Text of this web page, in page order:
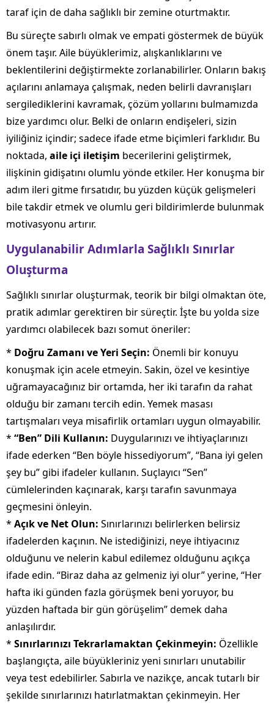
taraf için de daha sağlıklı bir zemine oturtmaktır.
Bu süreçte sabırlı olmak ve empati göstermek de büyük
önem taşır. Aile büyüklerimiz, alışkanlıklarını ve
beklentilerini değiştirmekte zorlanabilirler. Onların bakış
açılarını anlamaya çalışmak, neden belirli davranışları
sergilediklerini kavramak, çözüm yollarını bulmamızda
bize yardımcı olur. Belki de onların endişeleri, sizin
iyiliğiniz içindir; sadece ifade etme biçimleri farklıdır. Bu
noktada, aile içi iletişim becerilerini geliştirmek,
ilişkinin gidişatını olumlu yönde etkiler. Her konuşma bir
adım ileri gitme fırsatıdır, bu yüzden küçük gelişmeleri
bile takdir etmek ve olumlu geri bildirimlerde bulunmak
motivasyonu artırır.
Uygulanabilir Adımlarla Sağlıklı Sınırlar
Oluşturma
Sağlıklı sınırlar oluşturmak, teorik bir bilgi olmaktan öte,
pratik adımlar gerektiren bir süreçtir. İşte bu yolda size
yardımcı olabilecek bazı somut öneriler:
* Doğru Zamanı ve Yeri Seçin: Önemli bir konuyu
konuşmak için acele etmeyin. Sakin, özel ve kesintiye
uğramayacağınız bir ortamda, her iki tarafın da rahat
olduğu bir zamanı tercih edin. Yemek masası
tartışmaları veya misafirlik ortamları uygun olmayabilir.
* “Ben” Dili Kullanın: Duygularınızı ve ihtiyaçlarınızı
ifade ederken “Ben böyle hissediyorum”, “Bana iyi gelen
şey bu” gibi ifadeler kullanın. Suçlayıcı “Sen”
cümlelerinden kaçınarak, karşı tarafın savunmaya
geçmesini önleyin.
* Açık ve Net Olun: Sınırlarınızı belirlerken belirsiz
ifadelerden kaçının. Ne istediğinizi, neye ihtiyacınız
olduğunu ve nelerin kabul edilemez olduğunu açıkça
ifade edin. “Biraz daha az gelmeniz iyi olur” yerine, “Her
hafta iki günden fazla görüşmek beni yoruyor, bu
yüzden haftada bir gün görüşelim” demek daha
anlaşılırdır.
* Sınırlarınızı Tekrarlamaktan Çekinmeyin: Özellikle
başlangıçta, aile büyükleriniz yeni sınırları unutabilir
veya test edebilirler. Sabırla ve nazikçe, ancak tutarlı bir
şekilde sınırlarınızı hatırlatmaktan çekinmeyin. Her